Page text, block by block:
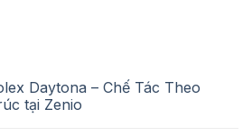
Daytona – Chế Tác Theo
tại Zenio